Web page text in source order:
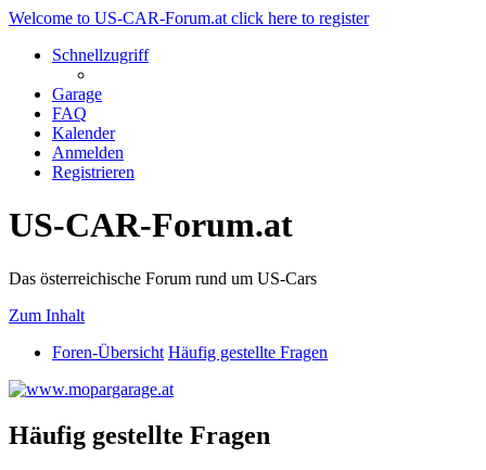
Welcome to US-CAR-Forum.at click here to register
Schnellzugriff
Garage
FAQ
Kalender
Anmelden
Registrieren
US-CAR-Forum.at
Das österreichische Forum rund um US-Cars
Zum Inhalt
Foren-Übersicht Häufig gestellte Fragen
Häufig gestellte Fragen